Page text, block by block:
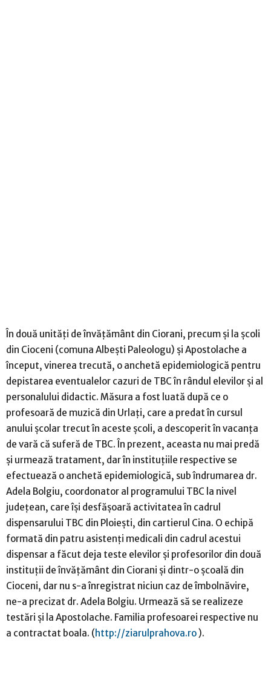
În două unități de învățământ din Ciorani, precum și la școli
din Cioceni (comuna Albești Paleologu) și Apostolache a
început, vinerea trecută, o anchetă epidemiologică pentru
depistarea eventualelor cazuri de TBC în rândul elevilor și al
personalului didactic. Măsura a fost luată după ce o
profesoară de muzică din Urlați, care a predat în cursul
anului școlar trecut în aceste școli, a descoperit în vacanța
de vară că suferă de TBC. În prezent, aceasta nu mai predă
și urmează tratament, dar în instituțiile respective se
efectuează o anchetă epidemiologică, sub îndrumarea dr.
Adela Bolgiu, coordonator al programului TBC la nivel
județean, care își desfășoară activitatea în cadrul
dispensarului TBC din Ploiești, din cartierul Cina. O echipă
formată din patru asistenți medicali din cadrul acestui
dispensar a făcut deja teste elevilor și profesorilor din două
instituții de învățământ din Ciorani și dintr-o școală din
Cioceni, dar nu s-a înregistrat niciun caz de îmbolnăvire,
ne-a precizat dr. Adela Bolgiu. Urmează să se realizeze
testări și la Apostolache. Familia profesoarei respective nu
a contractat boala. (http://ziarulprahova.ro).